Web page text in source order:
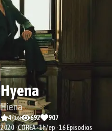
Hyena
Hiena
4(16) 692
907
2020 · COREA · 1h/ep · 16 Episodios